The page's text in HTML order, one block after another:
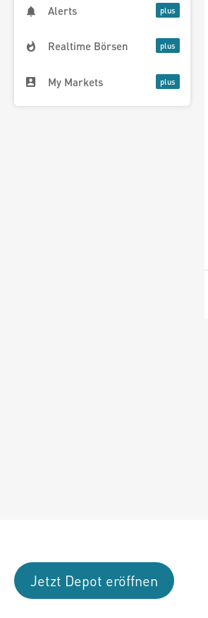
Alerts
Realtime Börsen
My Markets
Jetzt Depot eröffnen